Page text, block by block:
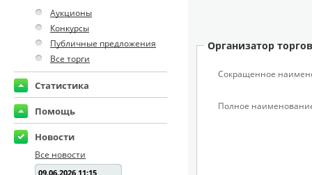
Аукционы
Конкурсы
Публичные предложения
Все торги
Статистика
Помощь
Новости
Все новости
09.06.2026 11:15
Организатор торгов
Сокращенное
Полное